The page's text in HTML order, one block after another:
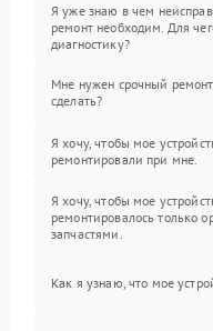
Я уже знаю в чем
ремонт необходим. Для
диагностику?
Мне нужен срочный
сделать?
Я хочу, чтобы мое
ремонтировали при мне.
Я хочу, чтобы мое
ремонтировалось только
запчастями.
Как я узнаю, что мое